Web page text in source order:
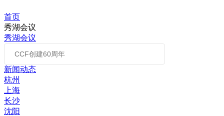
首页
秀湖会议
秀湖会议
新闻动态
杭州
上海
长沙
沈阳